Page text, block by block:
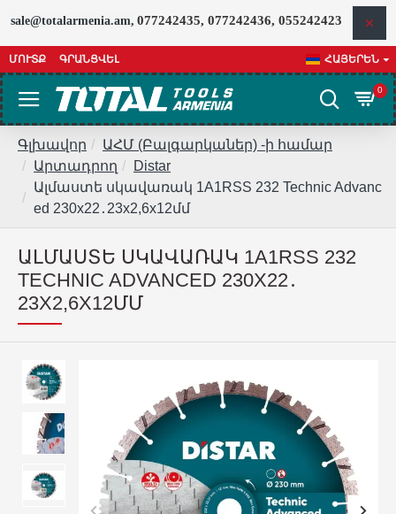
sale@totalarmenia.am, 077242435, 077242436, 055242423
ՄՈՒՏՔ ԳՐԱՆՑՎԵԼ ՀԱՅԵՐԵՆ
0
Գլխավոր
ԱՀՄ (Բալգարկաներ) -ի համար
Արտադրող
Distar
Ալմաստե սկավառակ 1A1RSS 232 Technic Advanc
ed 230x22․23x2,6x12մմ
ԱԼՄԱՍՏԵ ՍԿԱՎԱՌԱԿ 1A1RSS 232
TECHNIC ADVANCED 230X22․
23X2,6X12ՄՄ